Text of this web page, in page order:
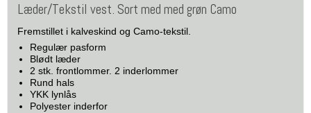
Læder/Tekstil vest. Sort med med grøn Camo
Fremstillet i kalveskind og Camo-tekstil.
Regulær pasform
Blødt læder
2 stk. frontlommer. 2 inderlommer
Rund hals
YKK lynlås
Polyester inderfor